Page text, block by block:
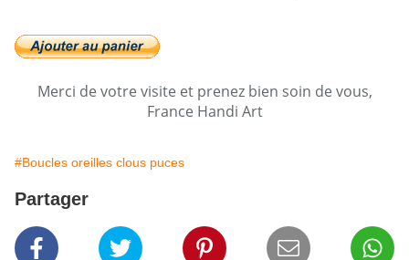
Merci de votre visite et prenez bien soin de vous,
France Handi Art
#Boucles oreilles clous puces
Partager